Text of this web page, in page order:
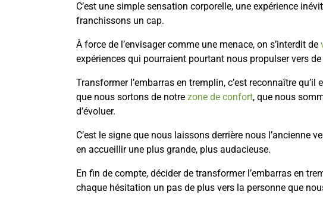
C’est une simple sensation corporelle, une expérience
franchissons un cap.
À force de l’envisager comme une menace, on s’interdit de
expériences qui pourraient pourtant nous propulser vers
Transformer l’embarras en tremplin, c’est reconnaître
que nous sortons de notre zone de confort, que nous
d’évoluer.
C’est le signe que nous laissons derrière nous l’ancienne
en accueillir une plus grande, plus audacieuse.
En fin de compte, décider de transformer l’embarras en
chaque hésitation un pas de plus vers la personne que